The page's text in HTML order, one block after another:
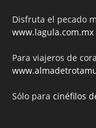
Disfruta el pecado
www.lagula.com.mx
Para viajeros de
Sólo para cinéfilos